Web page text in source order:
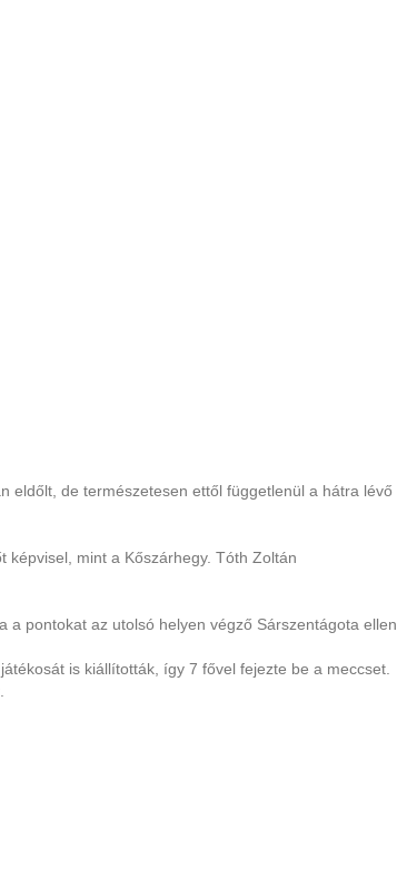
eldőlt, de természetesen ettől függetlenül a hátra lévő
képvisel, mint a Kőszárhegy. Tóth Zoltán
pontokat az utolsó helyen végző Sárszentágota ellen.
is kiállították, így 7 fővel fejezte be a meccset.